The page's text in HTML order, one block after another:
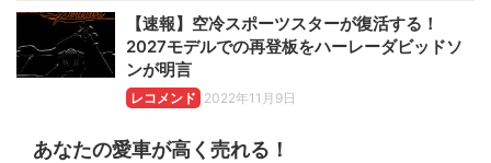
【速報】空冷スポーツスターが復活する！
2027モデルでの再登板をハーレーダビッドソ
ンが明言
レコメンド 2022年11月9日
あなたの愛車が高く売れる！